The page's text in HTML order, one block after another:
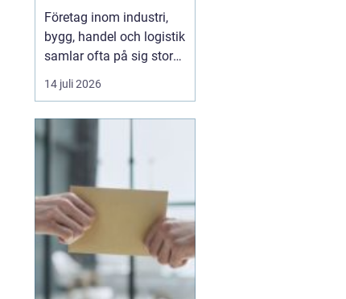
lagerutrymme
Företag inom industri,
bygg, handel och logistik
samlar ofta på sig stora
mängder lastpallar. De
tar plats, binder kapital
Genom att
lastpallar
14 juli 2026